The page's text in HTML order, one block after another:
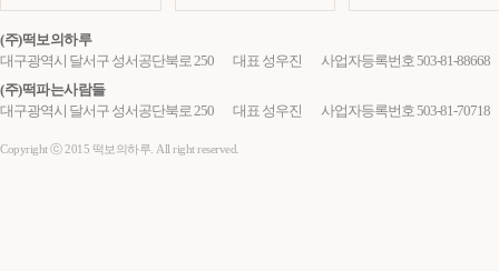
(주)떡보의하루
대구광역시 달서구 성서공단북로 250
대표 성우진
사업자등록번호 503-81-88668
(주)떡파는사람들
대구광역시 달서구 성서공단북로 250
대표 성우진 사업자등록번호 503-81-70718
Copyright ⓒ 2015 떡보의하루. All right reserved.